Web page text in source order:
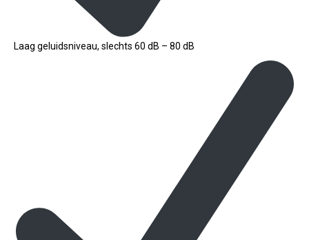
Laag geluidsniveau, slechts 60 dB – 80 dB